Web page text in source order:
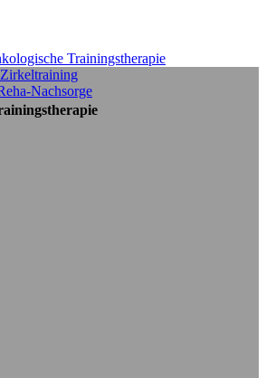
Trainingstherapie
Nachsorge